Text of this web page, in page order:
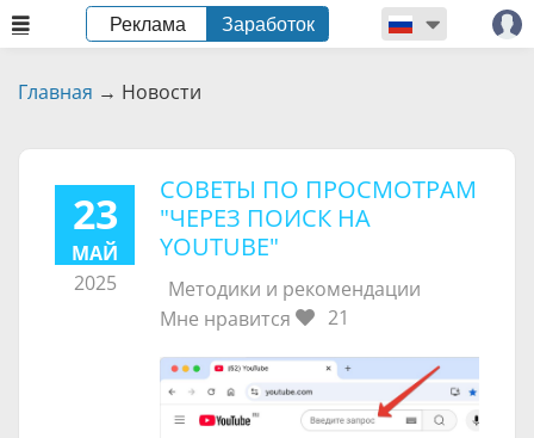
Реклама Заработок
Главная → Новости
23
МАЙ
2025
СОВЕТЫ ПО ПРОСМОТРАМ
"ЧЕРЕЗ ПОИСК НА
YOUTUBE"
Методики и рекомендации
Мне нравится
21